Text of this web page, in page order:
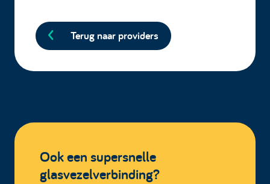
Terug naar providers
Ook een supersnelle
glasvezelverbinding?